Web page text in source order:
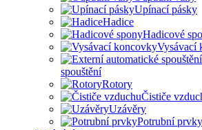
Upínací pásky
Hadice
Hadicové
Vysávací
spouštění
Rotory
Čističe
Uzávěry
Potrubní prvky